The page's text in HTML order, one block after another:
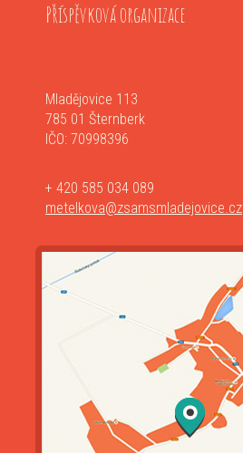
Příspěvková organizace
Mladějovice 113
785 01 Šternberk
IČO: 70998396
+ 420 585 034 089
metelkova@zsamsmladejovice.cz